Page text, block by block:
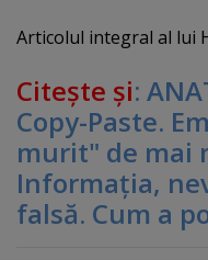
Articolul integral al lui
Citeşte şi:
Copy-Paste.
murit" de mai
Informaţia,
falsă. Cum a